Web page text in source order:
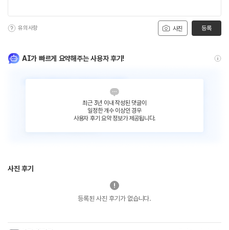
사진
유의사항 등록
AI가 빠르게 요약해주는 사용자 후기!
최근 3년 이내 작성된 댓글이
일정한 개수 이상인 경우
사용자 후기 요약 정보가 제공됩니다.
사진 후기
등록된 사진 후기가 없습니다.